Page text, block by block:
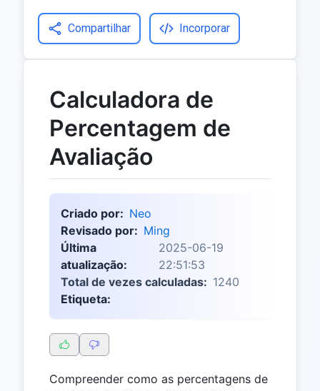
Compartilhar Incorporar
Calculadora de
Percentagem de
Avaliação
Criado por: Neo
Revisado por: Ming
Última
atualização:
2025-06-19
22:51:53
Total de vezes calculadas: 1240
Etiqueta:
Compreender como as percentagens de